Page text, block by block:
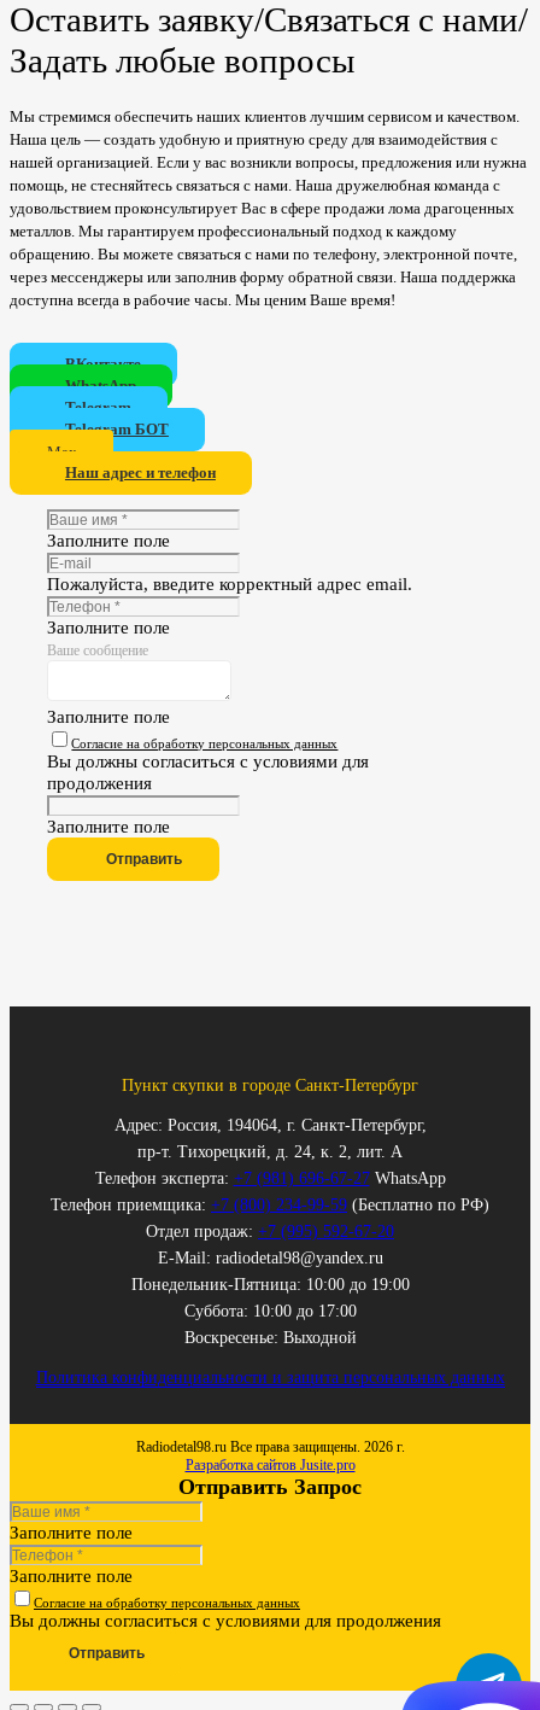
Оставить заявку/Связаться с нами/
Задать любые вопросы
Мы стремимся обеспечить наших клиентов лучшим сервисом и качеством.
Наша цель — создать удобную и приятную среду для взаимодействия с
нашей организацией. Если у вас возникли вопросы, предложения или нужна
помощь, не стесняйтесь связаться с нами. Наша дружелюбная команда с
удовольствием проконсультирует Вас в сфере продажи лома драгоценных
металлов. Мы гарантируем профессиональный подход к каждому
обращению. Вы можете связаться с нами по телефону, электронной почте,
через мессенджеры или заполнив форму обратной связи. Наша поддержка
доступна всегда в рабочие часы. Мы ценим Ваше время!
ВКонтакте
WhatsApp
Telegram
Telegram БОТ
Мах
Наш адрес и телефон
Заполните поле
Пожалуйста, введите корректный адрес email.
Заполните поле
Ваше сообщение
Заполните поле
Согласие на обработку персональных данных
Вы должны согласиться с условиями для
продолжения
Заполните поле
Отправить
Пункт скупки в городе Санкт-Петербург
Адрес: Россия, 194064, г. Санкт-Петербург,
пр-т. Тихорецкий, д. 24, к. 2, лит. А
Телефон эксперта: +7 (981) 696-67-27WhatsApp
Телефон приемщика: +7 (800) 234-99-59 (Бесплатно по РФ)
Отдел продаж: +7 (995) 592-67-20
E-Mail: radiodetal98@yandex.ru
Понедельник-Пятница: 10:00 до 19:00
Суббота: 10:00 до 17:00
Воскресенье: Выходной
Политика конфиденциальности и защита персональных данных
Radiodetal98.ru Все права защищены. 2026 г.
Разработка сайтов Jusite.pro
Отправить Запрос
Заполните поле
Заполните поле
Согласие на обработку персональных данных
Вы должны согласиться с условиями для продолжения
Отправить